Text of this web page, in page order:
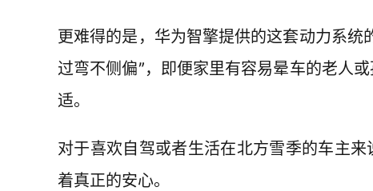
更难得的是，华为智擎提供的这套动力系统
过弯不侧偏”，即便家里有容易晕车的老人
适。
对于喜欢自驾或者生活在北方雪季的车主
着真正的安心。